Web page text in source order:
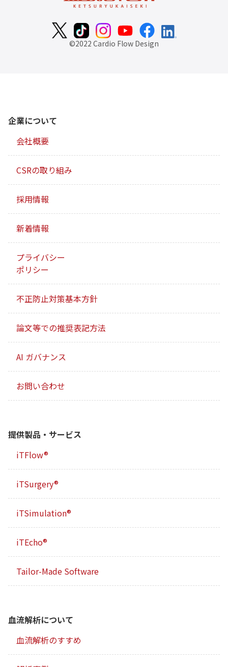
©2022 Cardio Flow Design
企業について
会社概要
CSRの取り組み
採用情報
新着情報
プライバシー
ポリシー
不正防止対策基本方針
論文等での推奨表記方法
AI ガバナンス
お問い合わせ
提供製品・サービス
iTFlow®
iTSurgery®
iTSimulation®
iTEcho®
Tailor-Made Software
血流解析について
血流解析のすすめ